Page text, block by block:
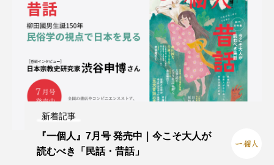
新着記事
『一個人』7月号 発売中｜今こそ大人が
読むべき「民話・昔話」